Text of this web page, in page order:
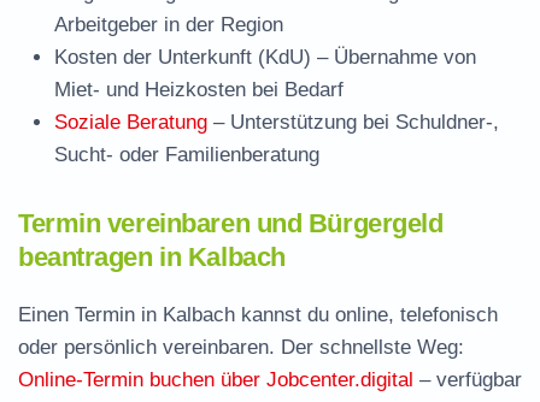
Arbeitgeber in der Region
Kosten der Unterkunft (KdU) – Übernahme von
Miet- und Heizkosten bei Bedarf
Soziale Beratung – Unterstützung bei Schuldner-,
Sucht- oder Familienberatung
Termin vereinbaren und Bürgergeld
beantragen in Kalbach
Einen Termin in Kalbach kannst du online, telefonisch
oder persönlich vereinbaren. Der schnellste Weg:
Online-Termin buchen über Jobcenter.digital – verfügbar